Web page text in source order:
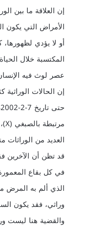
إن العلاقة ما بين
الأمراض التي يكون
أو لا يؤدي
المكتسبة خلال
عصر لوث فيه
العديد من الوراثات
قد تظن أن الآخرين
في كل بقاع
الذي ألم به المرض
وراثي، فقد يكون
والقضية هنا ليست